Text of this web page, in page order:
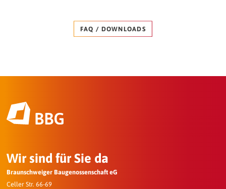
FAQ / DOWNLOADS
Wir sind für Sie da
Braunschweiger Baugenossenschaft eG
Celler Str. 66-69